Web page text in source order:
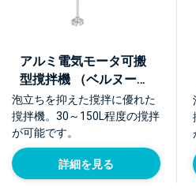
アルミ電気モータ可搬
型撹拌機 （ベルヌーイ
流撹拌体BEAG E型）
【NTME-A-PO】
泡立ちを抑えた撹拌に優れた
撹拌機。30～150L程度の撹拌
が可能です。
詳細を見る